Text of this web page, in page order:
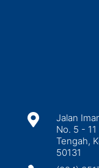

Jalan
No. 5 -
Tengah,
50131